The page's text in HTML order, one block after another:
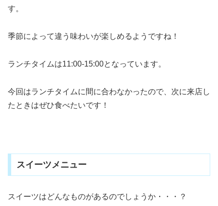
す。
季節によって違う味わいが楽しめるようですね！
ランチタイムは11:00-15:00となっています。
今回はランチタイムに間に合わなかったので、次に来店し
たときはぜひ食べたいです！
スイーツメニュー
スイーツはどんなものがあるのでしょうか・・・？